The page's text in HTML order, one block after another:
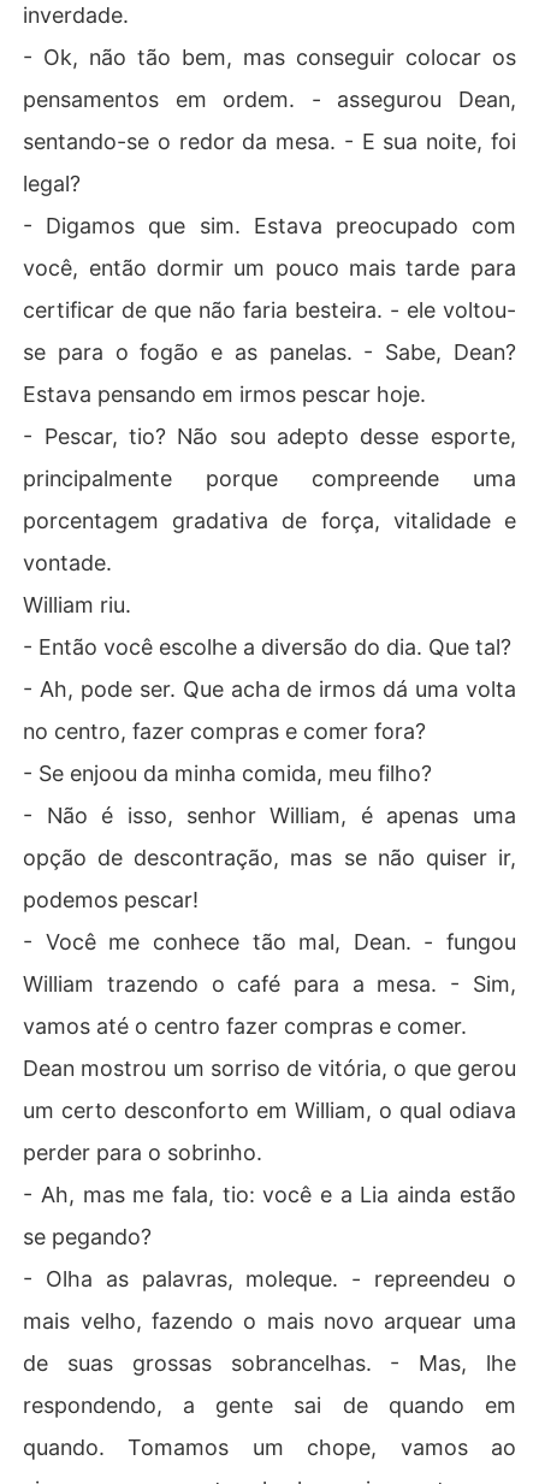
inverdade.
- Ok, não tão bem, mas conseguir colocar os
pensamentos em ordem. - assegurou Dean,
sentando-se o redor da mesa. - E sua noite, foi
legal?
- Digamos que sim. Estava preocupado com
você, então dormir um pouco mais tarde para
certificar de que não faria besteira. - ele voltou-
se para o fogão e as panelas. - Sabe, Dean?
Estava pensando em irmos pescar hoje.
- Pescar, tio? Não sou adepto desse esporte,
principalmente porque compreende uma
porcentagem gradativa de força, vitalidade e
vontade.
William riu.
- Então você escolhe a diversão do dia. Que tal?
- Ah, pode ser. Que acha de irmos dá uma volta
no centro, fazer compras e comer fora?
- Se enjoou da minha comida, meu filho?
- Não é isso, senhor William, é apenas uma
opção de descontração, mas se não quiser ir,
podemos pescar!
- Você me conhece tão mal, Dean. - fungou
William trazendo o café para a mesa. - Sim,
vamos até o centro fazer compras e comer.
Dean mostrou um sorriso de vitória, o que gerou
um certo desconforto em William, o qual odiava
perder para o sobrinho.
- Ah, mas me fala, tio: você e a Lia ainda estão
se pegando?
- Olha as palavras, moleque. - repreendeu o
mais velho, fazendo o mais novo arquear uma
de suas grossas sobrancelhas. - Mas, lhe
respondendo, a gente sai de quando em
quando. Tomamos um chope, vamos ao